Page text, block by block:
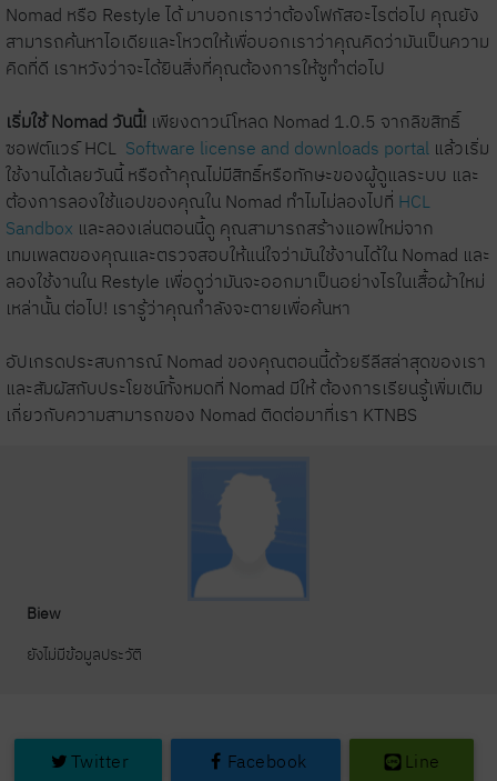
Nomad หรือ Restyle ได้ มาบอกเราว่าต้องโฟกัสอะไรต่อไป คุณยัง
สามารถค้นหาไอเดียและโหวตให้เพื่อบอกเราว่าคุณคิดว่ามันเป็นความ
คิดที่ดี เราหวังว่าจะได้ยินสิ่งที่คุณต้องการให้ซูทำต่อไป
เริ่มใช้ Nomad วันนี้! เพียงดาวน์โหลด Nomad 1.0.5 จากลิขสิทธิ์
ซอฟต์แวร์ HCL Software license and downloads portal แล้วเริ่ม
ใช้งานได้เลยวันนี้ หรือถ้าคุณไม่มีสิทธิ์หรือทักษะของผู้ดูแลระบบ และ
ต้องการลองใช้แอปของคุณใน Nomad ทำไมไม่ลองไปที่ HCL
Sandbox และลองเล่นตอนนี้ดู คุณสามารถสร้างแอพใหม่จาก
เทมเพลตของคุณและตรวจสอบให้แน่ใจว่ามันใช้งานได้ใน Nomad และ
ลองใช้งานใน Restyle เพื่อดูว่ามันจะออกมาเป็นอย่างไรในเสื้อผ้าใหม่
เหล่านั้น ต่อไป! เรารู้ว่าคุณกำลังจะตายเพื่อค้นหา
อัปเกรดประสบการณ์ Nomad ของคุณตอนนี้ด้วยรีลีสล่าสุดของเรา
และสัมผัสกับประโยชน์ทั้งหมดที่ Nomad มีให้ ต้องการเรียนรู้เพิ่มเติม
เกี่ยวกับความสามารถของ Nomad ติดต่อมาที่เรา KTNBS
Biew
ยังไม่มีข้อมูลประวัติ
Twitter Facebook Line